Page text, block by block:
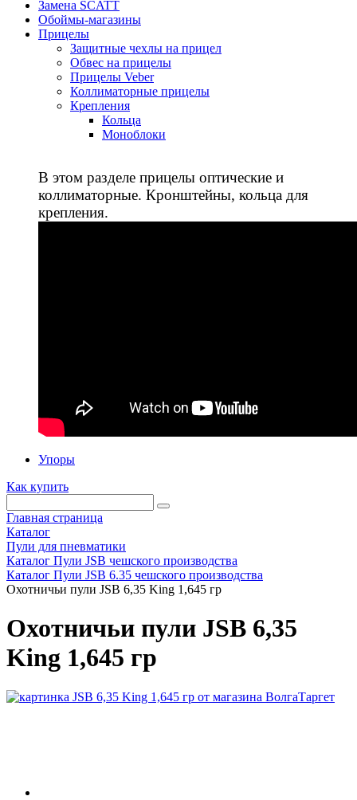
Замена SCATT
Обоймы-магазины
Прицелы
Защитные чехлы на прицел
Обвес на прицелы
Прицелы Veber
Коллиматорные прицелы
Крепления
Кольца
Моноблоки
В этом разделе прицелы оптические и
коллиматорные. Кронштейны, кольца для
крепления.
Упоры
Как купить
Главная страница
Каталог
Пули для пневматики
Каталог Пули JSB чешского производства
Каталог Пули JSB 6.35 чешского производства
Охотничьи пули JSB 6,35 King 1,645 гр
Охотничьи пули JSB 6,35
King 1,645 гр